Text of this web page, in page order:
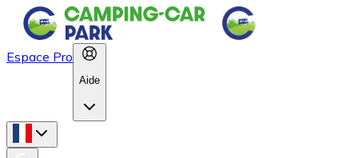
Espace Pro
Aide